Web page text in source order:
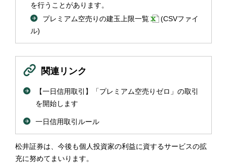
を行うことがあります。
プレミアム空売りの建玉上限一覧
(CSVファイ
ル)
関連リンク
【一日信用取引】「プレミアム空売りゼロ」の取引
を開始します
一日信用取引ルール
松井証券は、今後も個人投資家の利益に資するサービスの拡
充に努めてまいります。